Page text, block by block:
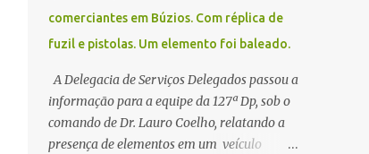
comerciantes em Búzios. Com réplica de
fuzil e pistolas. Um elemento foi baleado.
A Delegacia de Serviços Delegados passou a
informação para a equipe da 127ª Dp, sob o
comando de Dr. Lauro Coelho, relatando a
presença de elementos em um veículo